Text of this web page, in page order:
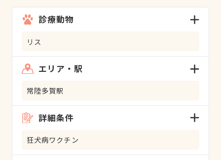
診療動物
リス
エリア・駅
常陸多賀駅
詳細条件
狂犬病ワクチン